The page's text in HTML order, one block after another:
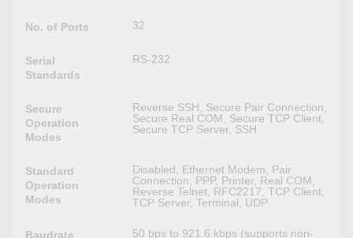
No. of Ports 32
Serial
Standards
RS-232
Secure
Operation
Modes
Reverse SSH, Secure Pair Connection,
Secure Real COM, Secure TCP Client,
Secure TCP Server, SSH
Standard
Operation
Modes
Disabled, Ethernet Modem, Pair
Connection, PPP, Printer, Real COM,
Reverse Telnet, RFC2217, TCP Client,
TCP Server, Terminal, UDP
Baudrate
50 bps to 921.6 kbps (supports non-